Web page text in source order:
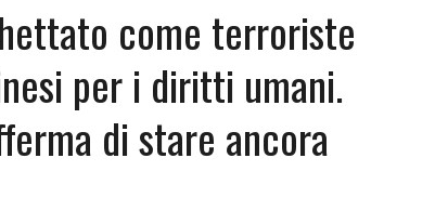
come terroriste
per i diritti umani.
di stare ancora